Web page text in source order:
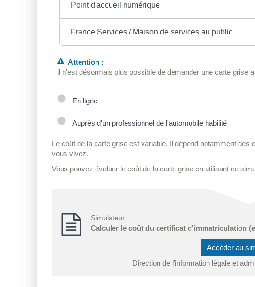
Point d'accueil numérique
France Services / Maison de services au public
Attention :
il n'est désormais plus possible de demander une carte grise
En ligne
Auprès d'un professionnel de l'automobile habilité
Le coût de la carte grise est variable. Il dépend notamment
vous vivez.
Vous pouvez évaluer le coût de la carte grise en utilisant ce
Simulateur
Calculer le coût du certificat d'immatriculation
Accéder au
Direction de l'information légale et